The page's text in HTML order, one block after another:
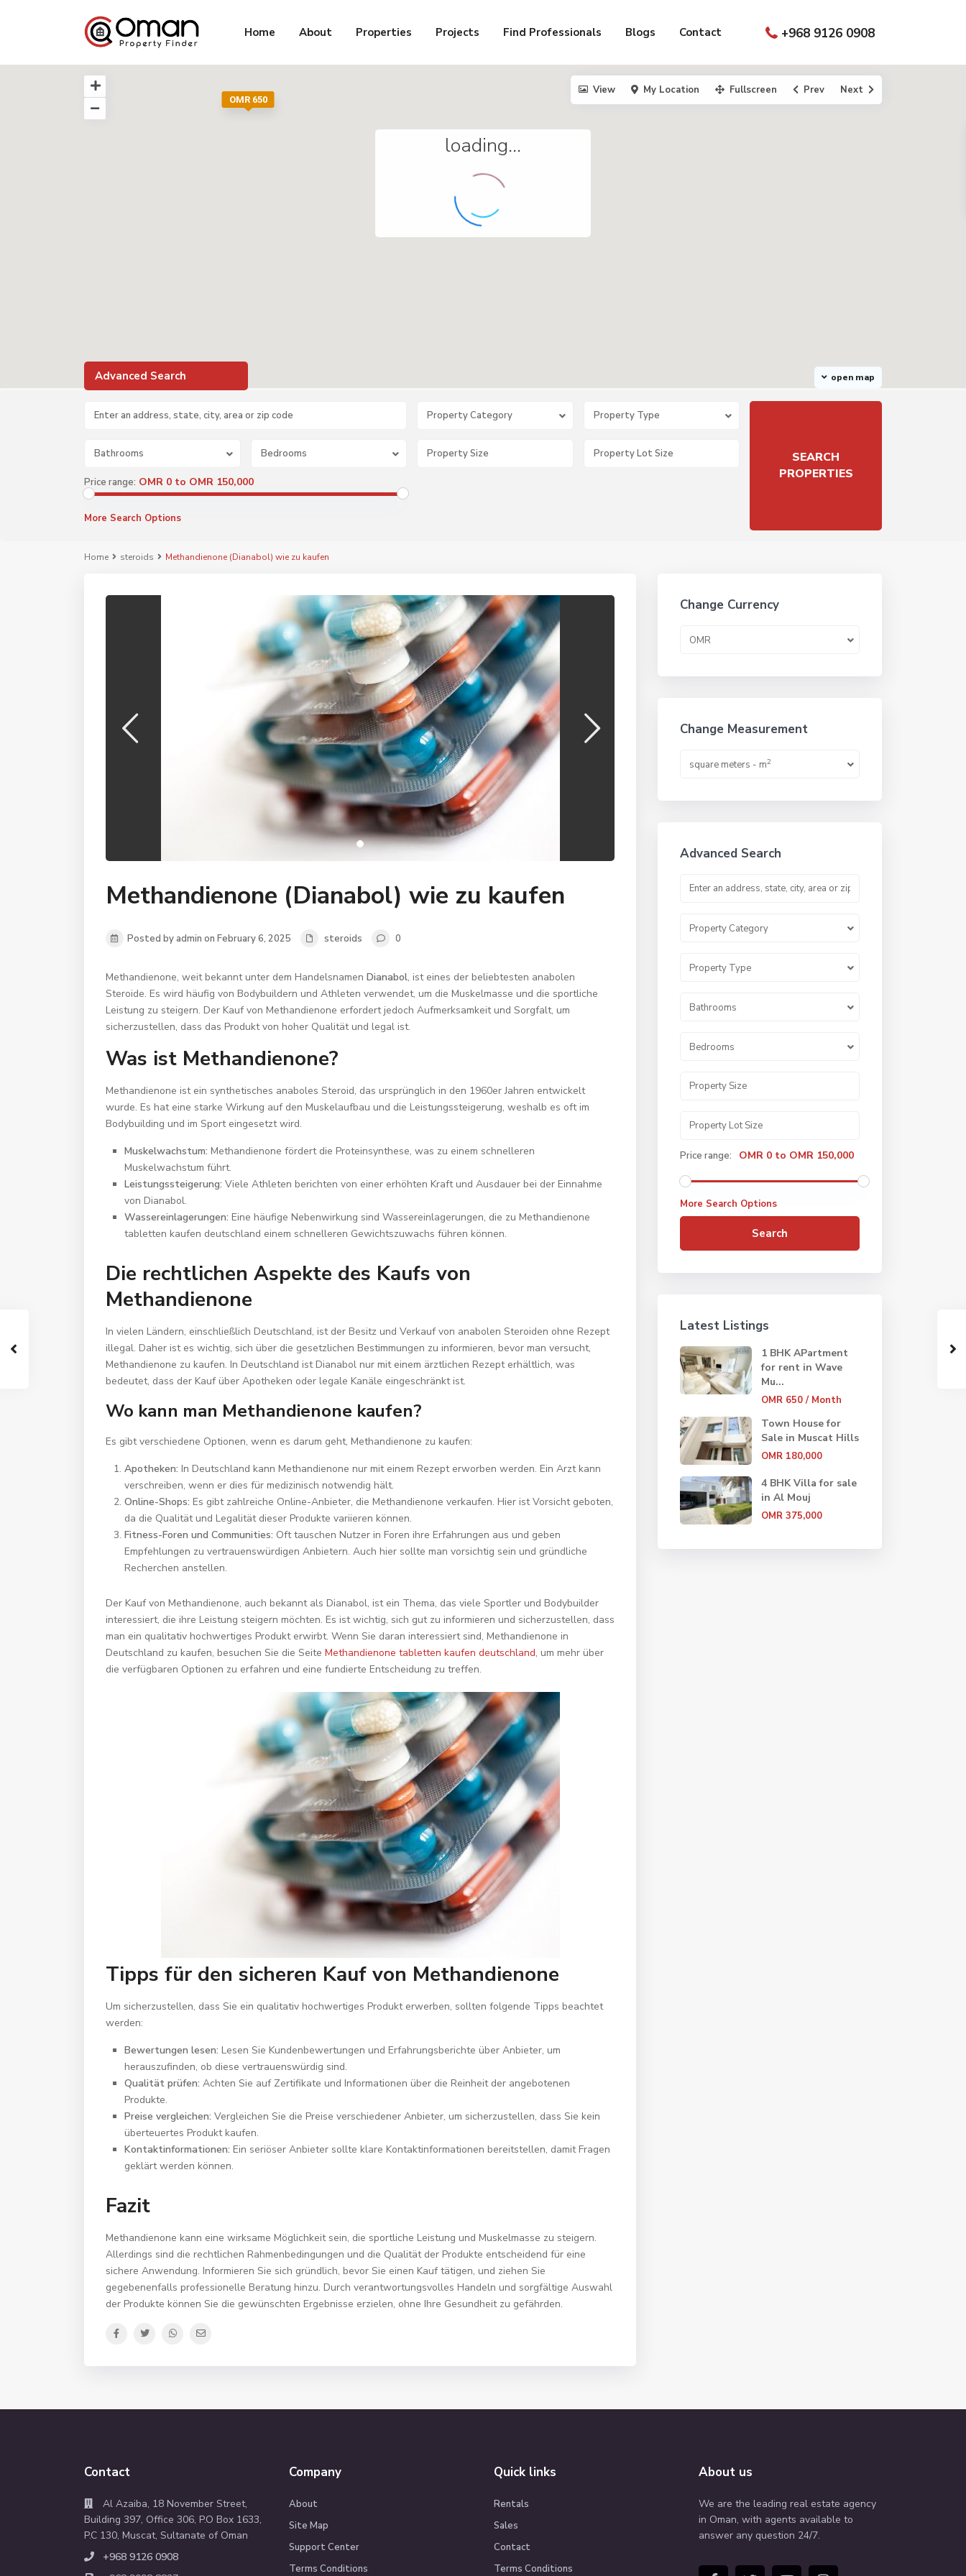
+968 9126 0908
Home About Properties Projects Find Professionals Blogs Contact
OMR 650
loading...
open map
View My Location Fullscreen Prev Next
Advanced Search
Property Category Property Type
Bathrooms Bedrooms
Price range: OMR 0 to OMR 150,000
More Search Options
Home steroids Methandienone (Dianabol) wie zu kaufen
Methandienone (Dianabol) wie zu kaufen
Posted by admin on February 6, 2025 steroids 0
Methandienone, weit bekannt unter dem Handelsnamen Dianabol, ist eines der beliebtesten anabolen
Steroide. Es wird häufig von Bodybuildern und Athleten verwendet, um die Muskelmasse und die sportliche
Leistung zu steigern. Der Kauf von Methandienone erfordert jedoch Aufmerksamkeit und Sorgfalt, um
sicherzustellen, dass das Produkt von hoher Qualität und legal ist.
Was ist Methandienone?
Methandienone ist ein synthetisches anaboles Steroid, das ursprünglich in den 1960er Jahren entwickelt
wurde. Es hat eine starke Wirkung auf den Muskelaufbau und die Leistungssteigerung, weshalb es oft im
Bodybuilding und im Sport eingesetzt wird.
Muskelwachstum: Methandienone fördert die Proteinsynthese, was zu einem schnelleren
Muskelwachstum führt.
Leistungssteigerung: Viele Athleten berichten von einer erhöhten Kraft und Ausdauer bei der Einnahme
von Dianabol.
Wassereinlagerungen: Eine häufige Nebenwirkung sind Wassereinlagerungen, die zu Methandienone
tabletten kaufen deutschland einem schnelleren Gewichtszuwachs führen können.
Die rechtlichen Aspekte des Kaufs von
Methandienone
In vielen Ländern, einschließlich Deutschland, ist der Besitz und Verkauf von anabolen Steroiden ohne Rezept
illegal. Daher ist es wichtig, sich über die gesetzlichen Bestimmungen zu informieren, bevor man versucht,
Methandienone zu kaufen. In Deutschland ist Dianabol nur mit einem ärztlichen Rezept erhältlich, was
bedeutet, dass der Kauf über Apotheken oder legale Kanäle eingeschränkt ist.
Wo kann man Methandienone kaufen?
Es gibt verschiedene Optionen, wenn es darum geht, Methandienone zu kaufen:
Apotheken: In Deutschland kann Methandienone nur mit einem Rezept erworben werden. Ein Arzt kann
verschreiben, wenn er dies für medizinisch notwendig hält.
Online-Shops: Es gibt zahlreiche Online-Anbieter, die Methandienone verkaufen. Hier ist Vorsicht geboten,
da die Qualität und Legalität dieser Produkte variieren können.
Fitness-Foren und Communities: Oft tauschen Nutzer in Foren ihre Erfahrungen aus und geben
Empfehlungen zu vertrauenswürdigen Anbietern. Auch hier sollte man vorsichtig sein und gründliche
Recherchen anstellen.
Der Kauf von Methandienone, auch bekannt als Dianabol, ist ein Thema, das viele Sportler und Bodybuilder
interessiert, die ihre Leistung steigern möchten. Es ist wichtig, sich gut zu informieren und sicherzustellen, dass
man ein qualitativ hochwertiges Produkt erwirbt. Wenn Sie daran interessiert sind, Methandienone in
Deutschland zu kaufen, besuchen Sie die Seite Methandienone tabletten kaufen deutschland, um mehr über
die verfügbaren Optionen zu erfahren und eine fundierte Entscheidung zu treffen.
Tipps für den sicheren Kauf von Methandienone
Um sicherzustellen, dass Sie ein qualitativ hochwertiges Produkt erwerben, sollten folgende Tipps beachtet
werden:
Bewertungen lesen: Lesen Sie Kundenbewertungen und Erfahrungsberichte über Anbieter, um
herauszufinden, ob diese vertrauenswürdig sind.
Qualität prüfen: Achten Sie auf Zertifikate und Informationen über die Reinheit der angebotenen
Produkte.
Preise vergleichen: Vergleichen Sie die Preise verschiedener Anbieter, um sicherzustellen, dass Sie kein
überteuertes Produkt kaufen.
Kontaktinformationen: Ein seriöser Anbieter sollte klare Kontaktinformationen bereitstellen, damit Fragen
geklärt werden können.
Fazit
Methandienone kann eine wirksame Möglichkeit sein, die sportliche Leistung und Muskelmasse zu steigern.
Allerdings sind die rechtlichen Rahmenbedingungen und die Qualität der Produkte entscheidend für eine
sichere Anwendung. Informieren Sie sich gründlich, bevor Sie einen Kauf tätigen, und ziehen Sie
gegebenenfalls professionelle Beratung hinzu. Durch verantwortungsvolles Handeln und sorgfältige Auswahl
der Produkte können Sie die gewünschten Ergebnisse erzielen, ohne Ihre Gesundheit zu gefährden.
Change Currency
OMR
Change Measurement
square meters - m2
Advanced Search
Property Category
Property Type
Bathrooms
Bedrooms
Price range: OMR 0 to OMR 150,000
More Search Options
Search
Latest Listings
1 BHK APartment
for rent in Wave
Mu...
OMR 650/ Month
Town House for
Sale in Muscat Hills
OMR 180,000
4 BHK Villa for sale
in Al Mouj
OMR 375,000
Contact
Al Azaiba, 18 November Street,
Building 397, Office 306, P.O Box 1633,
P.C 130, Muscat, Sultanate of Oman
+968 9126 0908
Company
About
Site Map
Support Center
Terms Conditions
Quick links
Rentals
Sales
Contact
Terms Conditions
About us
We are the leading real estate agency
in Oman, with agents available to
answer any question 24/7.